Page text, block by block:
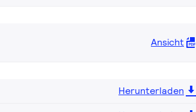
Ansicht
Herunterladen